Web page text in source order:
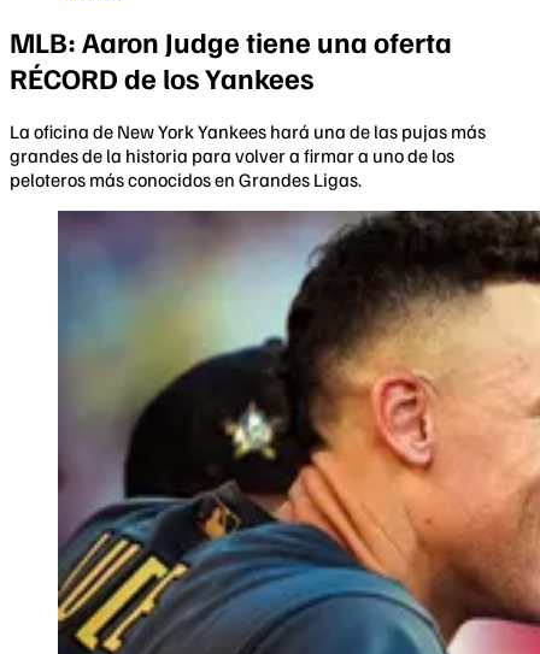
MLB: Aaron Judge tiene una oferta
RÉCORD de los Yankees
La oficina de New York Yankees hará una de las pujas más
grandes de la historia para volver a firmar a uno de los
peloteros más conocidos en Grandes Ligas.